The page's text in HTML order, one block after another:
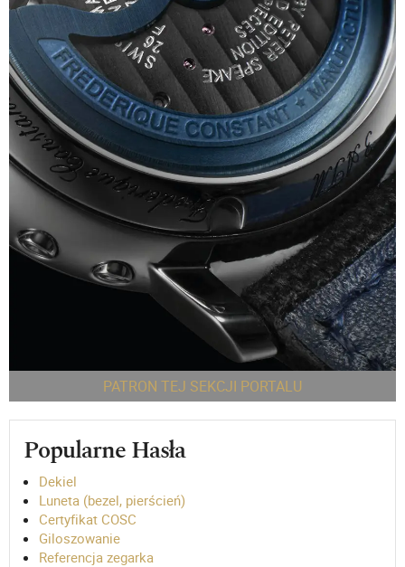
PATRON TEJ SEKCJI PORTALU
Popularne Hasła
Dekiel
Luneta (bezel, pierścień)
Certyfikat COSC
Giloszowanie
Referencja zegarka